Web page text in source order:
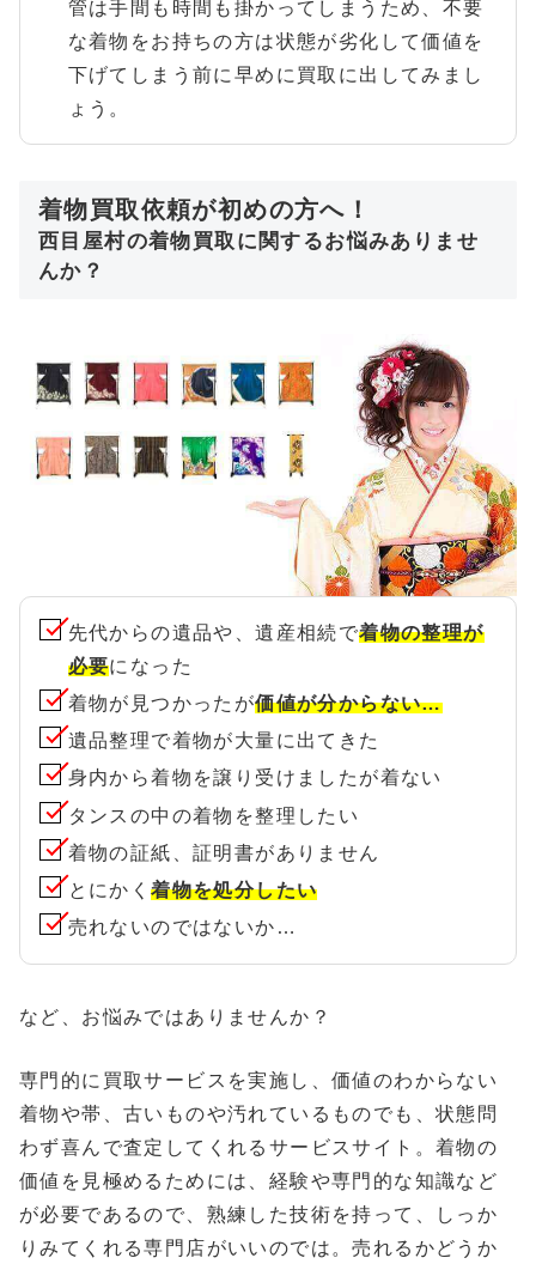
管は手間も時間も掛かってしまうため、不要
な着物をお持ちの方は状態が劣化して価値を
下げてしまう前に早めに買取に出してみまし
ょう。
着物買取依頼が初めの方へ！
西目屋村の着物買取に関するお悩みありませ
んか？
先代からの遺品や、遺産相続で着物の整理が
必要になった
着物が見つかったが価値が分からない…
遺品整理で着物が大量に出てきた
身内から着物を譲り受けましたが着ない
タンスの中の着物を整理したい
着物の証紙、証明書がありません
とにかく着物を処分したい
売れないのではないか…
など、お悩みではありませんか？
専門的に買取サービスを実施し、価値のわからない
着物や帯、古いものや汚れているものでも、状態問
わず喜んで査定してくれるサービスサイト。着物の
価値を見極めるためには、経験や専門的な知識など
が必要であるので、熟練した技術を持って、しっか
りみてくれる専門店がいいのでは。売れるかどうか